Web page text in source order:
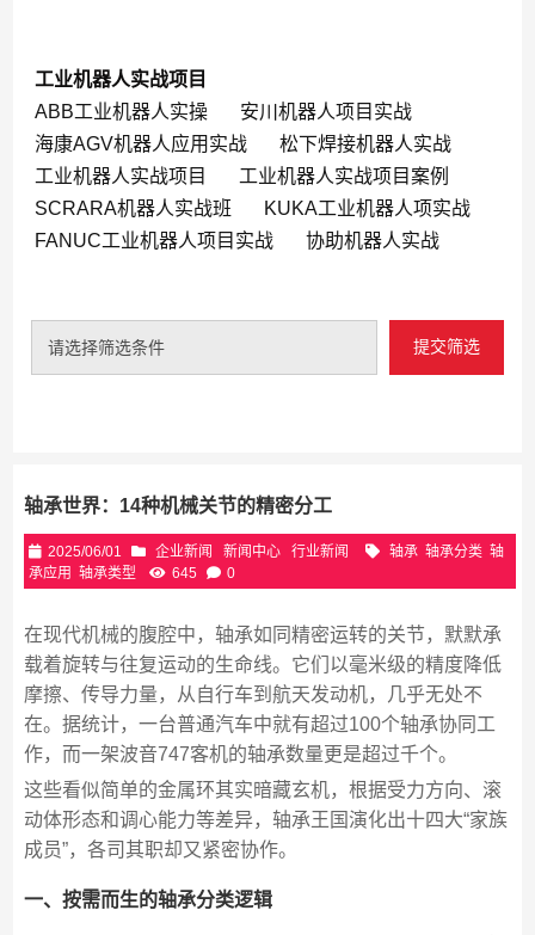
工业机器人实战项目
ABB工业机器人实操
安川机器人项目实战
海康AGV机器人应用实战
松下焊接机器人实战
工业机器人实战项目
工业机器人实战项目案例
SCRARA机器人实战班
KUKA工业机器人项实战
FANUC工业机器人项目实战
协助机器人实战
请选择筛选条件 提交筛选
轴承世界：14种机械关节的精密分工
2025/06/01 企业新闻 新闻中心 行业新闻 轴承 轴承分类 轴
承应用 轴承类型 645 0
在现代机械的腹腔中，轴承如同精密运转的关节，默默承
载着旋转与往复运动的生命线。它们以毫米级的精度降低
摩擦、传导力量，从自行车到航天发动机，几乎无处不
在。据统计，一台普通汽车中就有超过100个轴承协同工
作，而一架波音747客机的轴承数量更是超过千个。
这些看似简单的金属环其实暗藏玄机，根据受力方向、滚
动体形态和调心能力等差异，轴承王国演化出十四大“家族
成员”，各司其职却又紧密协作。
一、按需而生的轴承分类逻辑